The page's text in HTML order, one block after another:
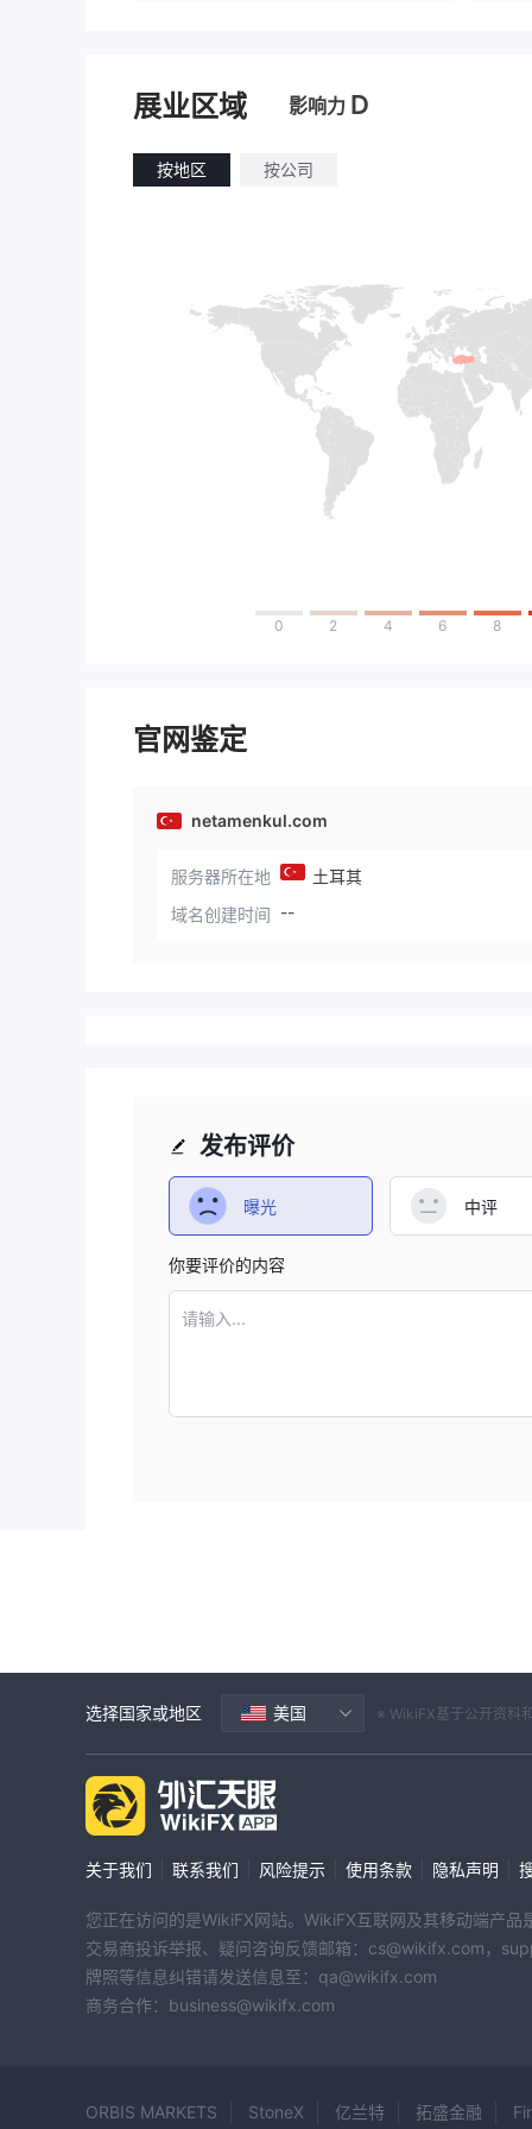
展业区域 影响力 D
按地区 按公司
0 2 4 6 8
官网鉴定
netamenkul.com
服务器所在地
土耳其
域名创建时间 --
发布评价
曝光 中评
你要评价的内容
请输入...
选择国家或地区 美国 ※ WikiFX基于公开资料
关于我们 联系我们 风险提示 使用条款 隐私声明
您正在访问的是WikiFX网站。WikiFX互联网及其移动端产
交易商投诉举报、疑问咨询反馈邮箱：cs@wikifx.com，
牌照等信息纠错请发送信息至：qa@wikifx.com
商务合作：business@wikifx.com
ORBIS MARKETS StoneX 亿兰特 拓盛金融